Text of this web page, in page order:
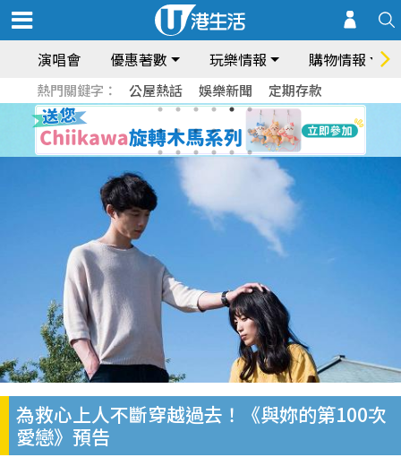
演唱會 優惠著數 玩樂情報 購物情報
熱門關鍵字： 公屋熱話 娛樂新聞 定期存款
為救心上人不斷穿越過去！《與妳的第100次
愛戀》預告